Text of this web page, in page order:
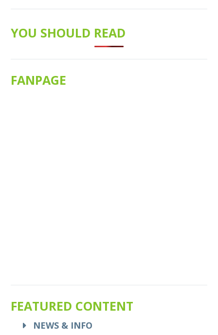
YOU SHOULD READ
FANPAGE
FEATURED CONTENT
NEWS & INFO